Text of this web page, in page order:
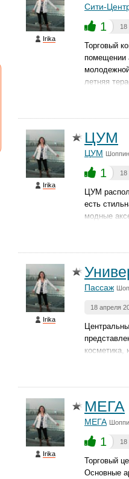
Irika
Сити-
1 18
Торговый
помещении
летняя
Irika
ЦУМ
ЦУМ
1 18
ЦУМ
есть
модные
Irika
Пассаж
18 апреля
Irika
МЕГА
МЕГА
1 18
Торговый
Основные